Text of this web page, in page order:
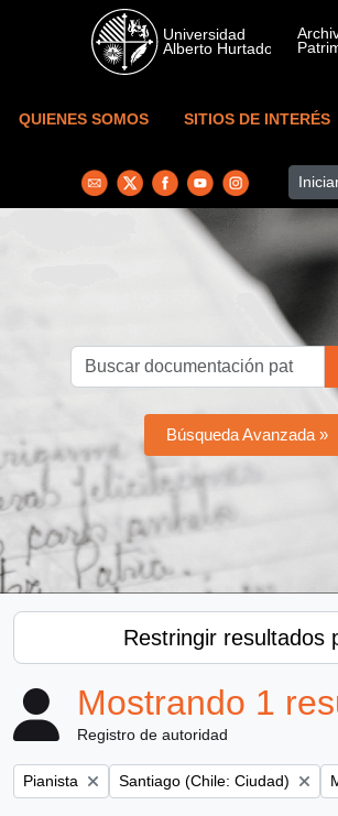
Skip to main content
QUIENES SOMOS SITIOS DE INTERÉS
Búsqueda Avanzada »
Restringir resultados
Mostrando 1
Registro de autoridad
Remove filter:
Pianista Remove filter:
Santiago (Chile: Ciudad)